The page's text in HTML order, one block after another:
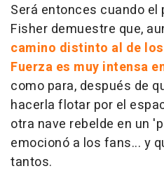
Será entonces cuando el
Fisher demuestre que,
camino distinto al de
Fuerza es muy intensa
como para, después de
hacerla flotar por el
otra nave rebelde en un
emocionó a los fans... y
tantos.